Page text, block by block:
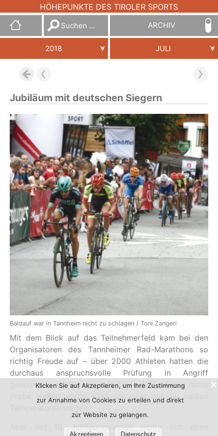
HÖHEPUNKTE DES TIROLER SPORTS
Suchen
nach:
ARCHIV
2018 JULI
Jubiläum mit deutschen Siegern
Baldauf war in Tannheim nicht zu schlagen / Toni Zangerl
Mit dem Blick auf das Teilnehmerfeld kam bei den
Organisatoren des Tannheimer Rad-Marathons so
richtig Freude auf – über 2000 Athleten hatten die
durchaus anspruchsvolle Prüfung in Angriff
genommen, ein Rennen, das die Radler auf eine harte
Probe stellen würde. Und das nicht nur der heißen
Aber das 10. Jubiläumsrennen wollte sich eben
Klicken Sie auf Akzeptieren, um Ihre Zustimmung
zur Annahme von Cookies zu erteilen und direkt
zur Website zu gelangen.
Akzeptieren Datenschutz